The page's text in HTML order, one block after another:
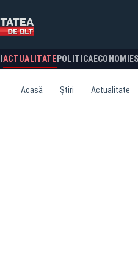
ACTUALITATE POLITICA ECONOMIE
Acasă Știri Actualitate